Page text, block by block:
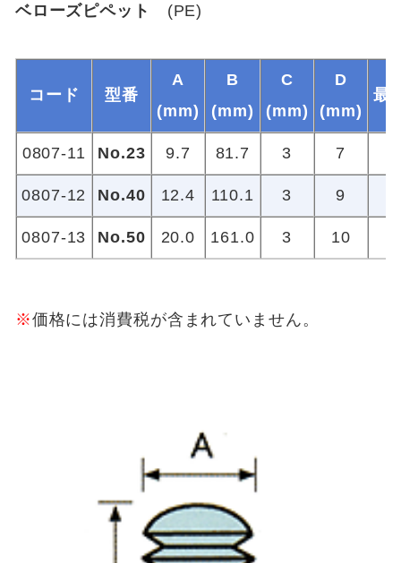
ベローズピペット (PE)
コード 型番
A
(mm)
B
(mm)
C
(mm)
D
(mm)
最
0807-11 No.23 9.7 81.7 3 7
0807-12 No.40 12.4 110.1 3 9
0807-13 No.50 20.0 161.0 3 10
※価格には消費税が含まれていません。